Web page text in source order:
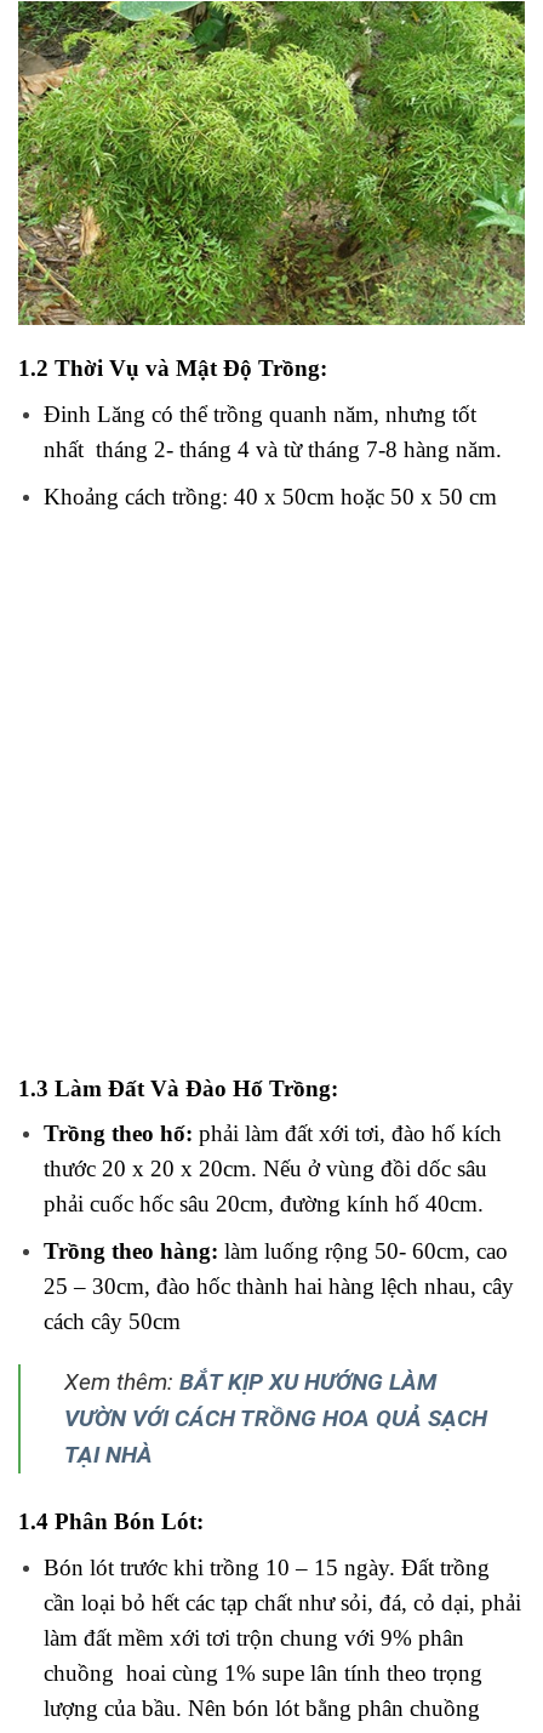
1.2 Thời Vụ và Mật Độ Trồng:
Đinh Lăng có thể trồng quanh năm, nhưng tốt
nhất tháng 2- tháng 4 và từ tháng 7-8 hàng năm.
Khoảng cách trồng: 40 x 50cm hoặc 50 x 50 cm
phải cuốc hốc sâu 20cm, đường kính hố 40cm.
Trồng theo hàng:làm luống rộng 50- 60cm, cao
25 – 30cm, đào hốc thành hai hàng lệch nhau, cây
cách cây 50cm
Xem thêm:BẮT KỊP XU HƯỚNG LÀM
VƯỜN VỚI CÁCH TRỒNG HOA QUẢ SẠCH
TẠI NHÀ
1.4 Phân Bón Lót:
Bón lót trước khi trồng 10 – 15 ngày. Đất trồng
làm đất mềm xới tơi trộn chung với 9% phân
lượng của bầu. Nên bón lót bằng phân chuồng
(4kg/sào), phân NPK (20kg)
1.5 Trồng Cây Đinh Lăng:
Có thể giâm trực tiếp vào các bầu đất nilon hoặc